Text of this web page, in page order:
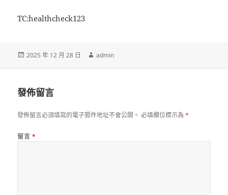
TC:healthcheck123
發
2025 年 12 月 28 日
作
admin
發佈留言
發佈留言必須填寫的電子郵件地址不會公開。 必填欄位標示為*
留言 *